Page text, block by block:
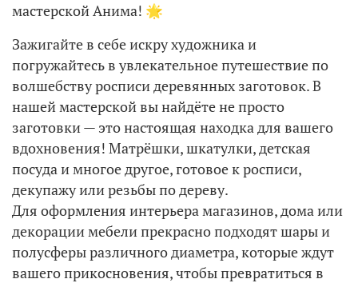
мастерской Анима! 🌟
Зажигайте в себе искру художника и
погружайтесь в увлекательное путешествие по
волшебству росписи деревянных заготовок. В
нашей мастерской вы найдёте не просто
заготовки — это настоящая находка для вашего
вдохновения! Матрёшки, шкатулки, детская
посуда и многое другое, готовое к росписи,
декупажу или резьбы по дереву.
Для оформления интерьера магазинов, дома или
декорации мебели прекрасно подходят шары и
полусферы различного диаметра, которые ждут
вашего прикосновения, чтобы превратиться в